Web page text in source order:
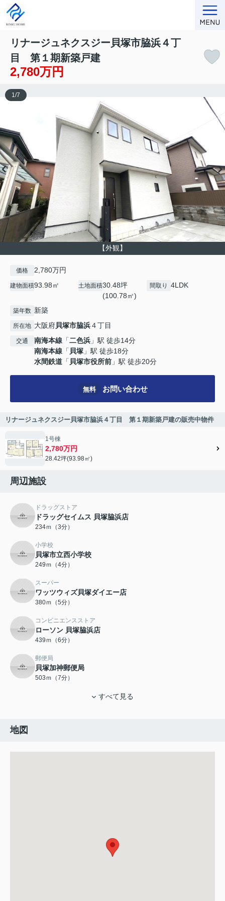
リナージュネクスジー貝塚市脇浜４丁
目 第１期新築戸建
2,780万円
【外観】
1 /7
価格 2,780万円
建物面積93.98㎡ 土地面積30.48坪
(100.78㎡)
間取り 4LDK
築年数 新築
所在地 大阪府貝塚市脇浜４丁目
交通 南海本線 「二色浜 」駅 徒歩14分
南海本線 「 貝塚 」駅 徒歩18分
水間鉄道 「 貝塚市役所前 」駅 徒歩20分
無料 お問い合わせ
リナージュネクスジー貝塚市脇浜４丁目 第１期新築戸建の販売中物件
1号棟
2,780万円
28.42坪(93.98㎡)
周辺施設
ドラッグストア
ドラッグセイムス 貝塚脇浜店
234ｍ（3分）
小学校
貝塚市立西小学校
249ｍ（4分）
スーパー
ワッツウィズ貝塚ダイエー店
380ｍ（5分）
コンビニエンスストア
ローソン 貝塚脇浜店
439ｍ（6分）
郵便局
貝塚加神郵便局
503ｍ（7分）
すべて見る
地図